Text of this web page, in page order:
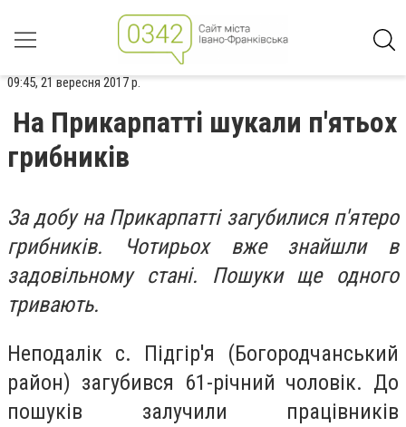
09:45, 21 вересня 2017 р.
На Прикарпатті шукали п'ятьох
грибників
За добу на Прикарпатті загубилися п'ятеро
грибників. Чотирьох вже знайшли в
задовільному стані. Пошуки ще одного
тривають.
Неподалік с. Підгір'я (Богородчанський
район) загубився 61-річний чоловік. До
пошуків залучили працівників